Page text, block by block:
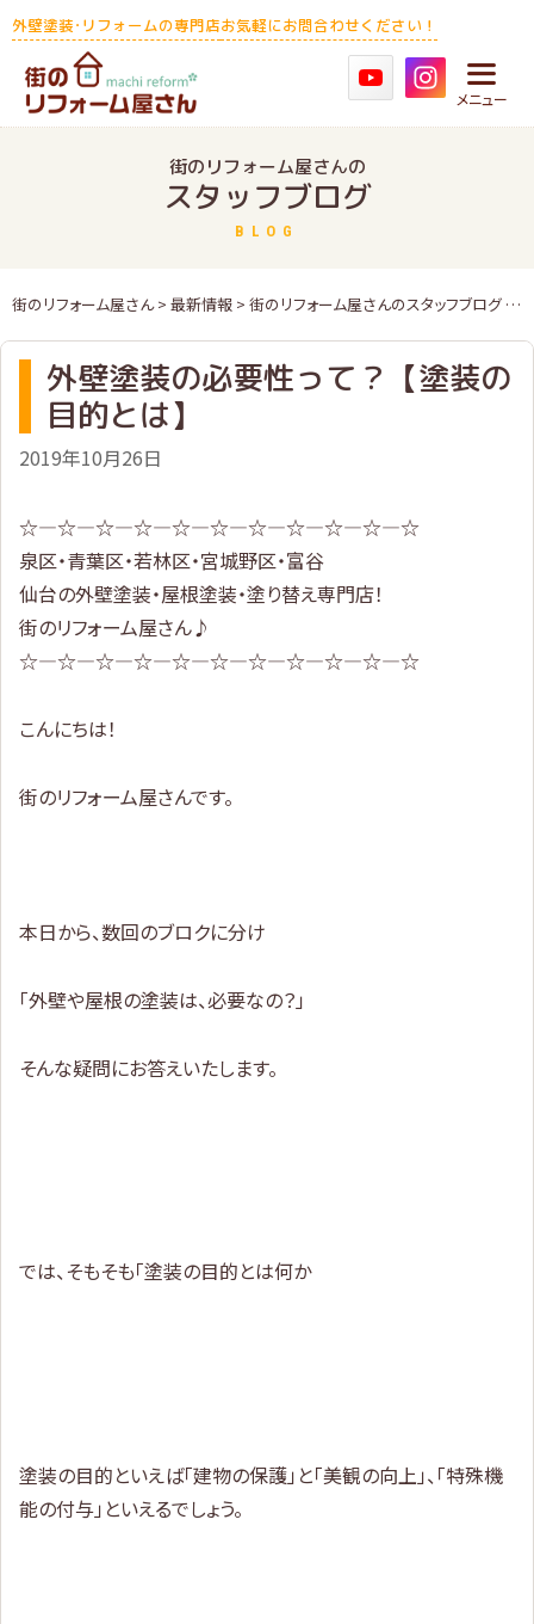
Skip
to
content
外壁塗装･リフォームの専門店お気軽にお問合わせください！
メニュー
街のリフォーム屋さんの
スタッフブログ
BLOG
街のリフォーム屋さん> 最新情報 > 街のリフォーム屋さんのスタッフブログ
外壁塗装の必要性って？【塗装の
目的とは】
2019年10月26日
☆—☆—☆—☆—☆—☆—☆—☆—☆—☆—☆
泉区・青葉区・若林区・宮城野区・富谷
仙台の外壁塗装・屋根塗装・塗り替え専門店！
街のリフォーム屋さん♪
☆—☆—☆—☆—☆—☆—☆—☆—☆—☆—☆
こんにちは！
街のリフォーム屋さんです。
本日から、数回のブロクに分け
「外壁や屋根の塗装は、必要なの？」
そんな疑問にお答えいたします。
では、そもそも「塗装の目的とは何か
塗装の目的といえば「建物の保護」と「美観の向上」、「特殊機
能の付与」といえるでしょう。